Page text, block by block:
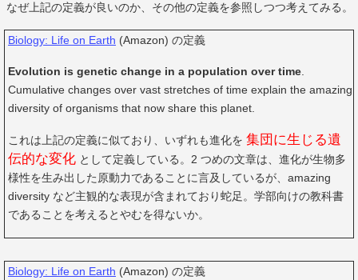
なぜ上記の定義が良いのか、その他の定義を参照しつつ考えてみる。
Biology: Life on Earth (Amazon) の定義
Evolution is genetic change in a population over time.
Cumulative changes over vast stretches of time explain the amazing
diversity of organisms that now share this planet.
これは上記の定義に似ており、いずれも進化を 集団に生じる遺
伝的な変化 として定義している。2 つめの文章は、進化が生物多
様性を生み出した原動力であることに言及しているが、amazing
diversity など主観的な表現が含まれており蛇足。学部向けの教科書
であることを考えるとやむを得ないか。
Biology: Life on Earth (Amazon) の定義